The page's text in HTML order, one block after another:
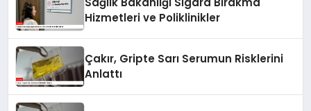
Hizmetleri ve Poliklinikler
Çakır, Gripte Sarı Serumun Risklerini
Anlattı